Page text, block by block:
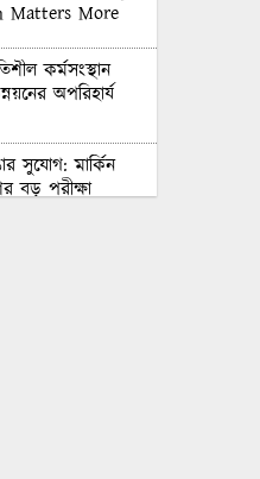
Matters More
কর্মসংস্থান
অপরিহার্য
সুযোগ: মার্কিন
বড় পরীক্ষা